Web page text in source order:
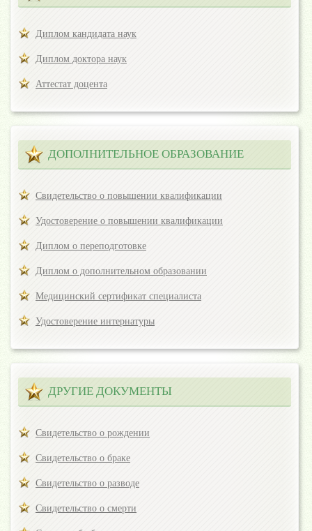
Диплом кандидата наук
Диплом доктора наук
Аттестат доцента
ДОПОЛНИТЕЛЬНОЕ ОБРАЗОВАНИЕ
Свидетельство о повышении квалификации
Удостоверение о повышении квалификации
Диплом о переподготовке
Диплом о дополнительном образовании
Медицинский сертификат специалиста
Удостоверение интернатуры
ДРУГИЕ ДОКУМЕНТЫ
Свидетельство о рождении
Свидетельство о браке
Свидетельство о разводе
Свидетельство о смерти